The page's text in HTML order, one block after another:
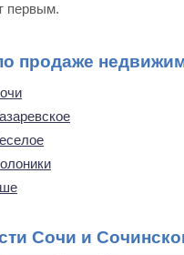
первым.
продаже
Сочи и